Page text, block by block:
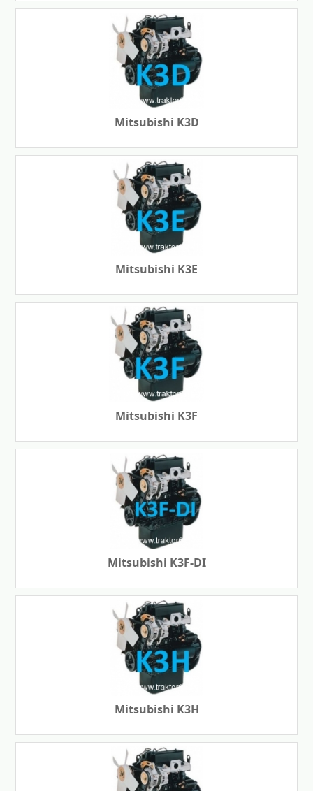
Mitsubishi K3D
Mitsubishi K3E
Mitsubishi K3F
Mitsubishi K3F-DI
Mitsubishi K3H